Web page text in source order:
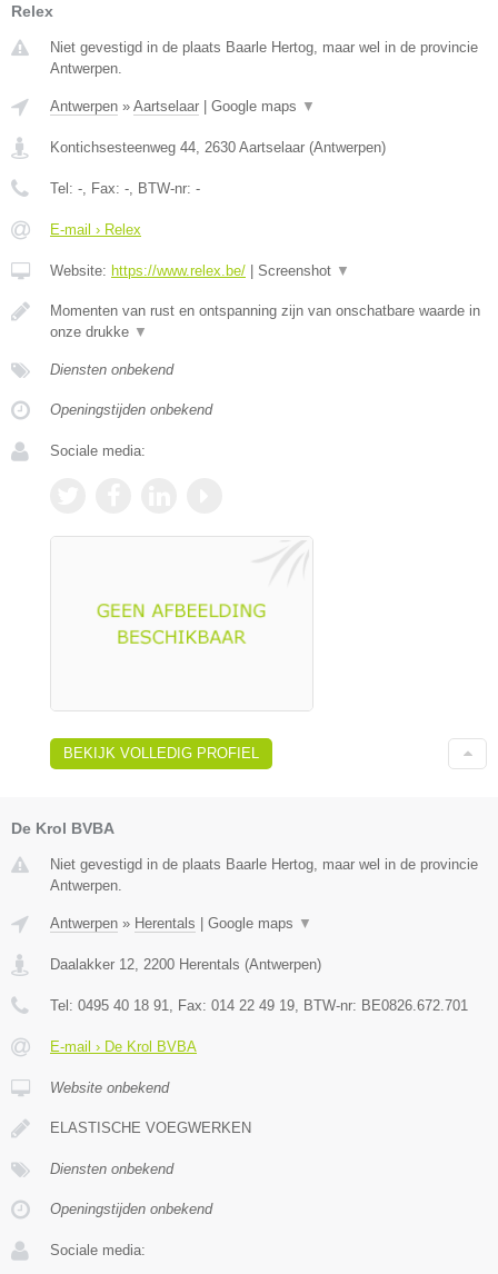
Relex
Niet gevestigd in de plaats Baarle Hertog, maar wel in de provincie
Antwerpen.
Antwerpen » Aartselaar | Google maps ▼
Kontichsesteenweg 44 2630 Aartselaar (Antwerpen)
Tel: - , Fax: - , BTW-nr: -
E-mail › Relex
Website: https://www.relex.be/ | Screenshot ▼
Momenten van rust en ontspanning zijn van onschatbare waarde in
onze drukke ▼
Diensten onbekend
Openingstijden onbekend
Sociale media:
BEKIJK VOLLEDIG PROFIEL
De Krol BVBA
Niet gevestigd in de plaats Baarle Hertog, maar wel in de provincie
Antwerpen.
Antwerpen » Herentals Google maps ▼
Daalakker 12, 2200 Herentals (Antwerpen)
Tel: 0495 40 18 91, Fax: 014 22 49 19, BTW-nr: BE0826.672.701
E-mail › De Krol BVBA
Website onbekend
ELASTISCHE VOEGWERKEN
Diensten onbekend
Openingstijden onbekend
Sociale media: